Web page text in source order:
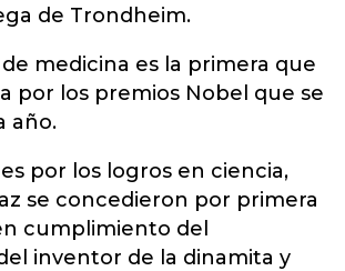
de Trondheim.
medicina es la primera que
por los premios Nobel que se
año.
por los logros en ciencia,
se concedieron por primera
cumplimiento del
inventor de la dinamita y